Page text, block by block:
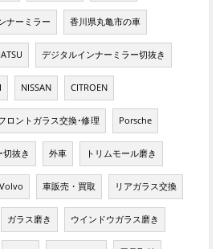
ナーミラー 香川県丸亀市の車
デジタルインナーミラー切抜き
NISSAN CITROEN
ロントガラス交換･修理 Porsche
切抜き 外車 トリムモール磨き
Volvo 車販売・買取 リアガラス交換
ガラス磨き ウインドウガラス磨き